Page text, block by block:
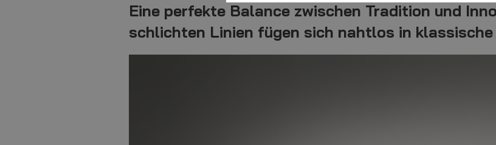
Eine perfekte Balance zwischen Tradition und
schlichten Linien fügen sich nahtlos in klassische